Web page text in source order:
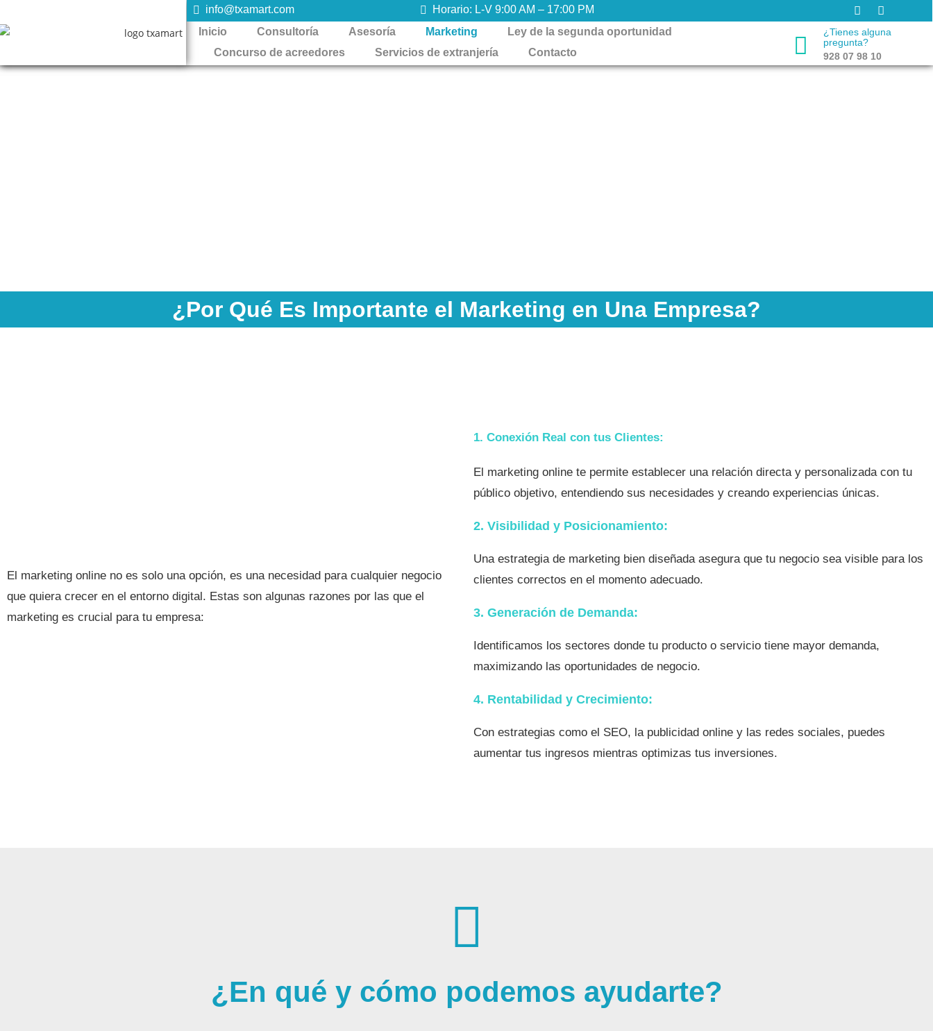
info@txamart.com
Horario: L-V 9:00 AM – 17:00 PM
Inicio
Consultoría Asesoría Marketing
Ley de la segunda oportunidad
Concurso de acreedores
Servicios de extranjería Contacto
¿Tienes alguna
pregunta?
928 07 98 10
¿Por Qué Es Importante el Marketing en Una Empresa?
El marketing online no es solo una opción, es una necesidad para cualquier negocio
que quiera crecer en el entorno digital. Estas son algunas razones por las que el
marketing es crucial para tu empresa:
1. Conexión Real con tus Clientes:
El marketing online te permite establecer una relación directa y personalizada con tu
público objetivo, entendiendo sus necesidades y creando experiencias únicas.
2. Visibilidad y Posicionamiento:
Una estrategia de marketing bien diseñada asegura que tu negocio sea visible para los
clientes correctos en el momento adecuado.
3. Generación de Demanda:
Identificamos los sectores donde tu producto o servicio tiene mayor demanda,
maximizando las oportunidades de negocio.
4. Rentabilidad y Crecimiento:
Con estrategias como el SEO, la publicidad online y las redes sociales, puedes
aumentar tus ingresos mientras optimizas tus inversiones.
¿En qué y cómo podemos ayudarte?